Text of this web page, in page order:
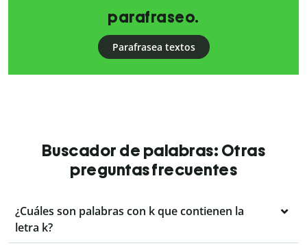
parafraseo.
Parafrasea textos
Buscador de palabras: Otras
preguntas frecuentes
¿Cuáles son palabras con k que contienen la
letra k?